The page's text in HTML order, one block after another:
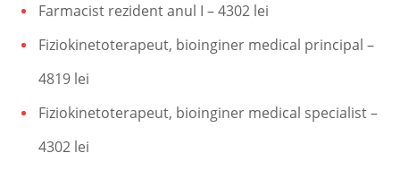
Farmacist rezident anul I – 4302 lei
Fiziokinetoterapeut, bioinginer medical principal –
4819 lei
Fiziokinetoterapeut, bioinginer medical specialist –
4302 lei